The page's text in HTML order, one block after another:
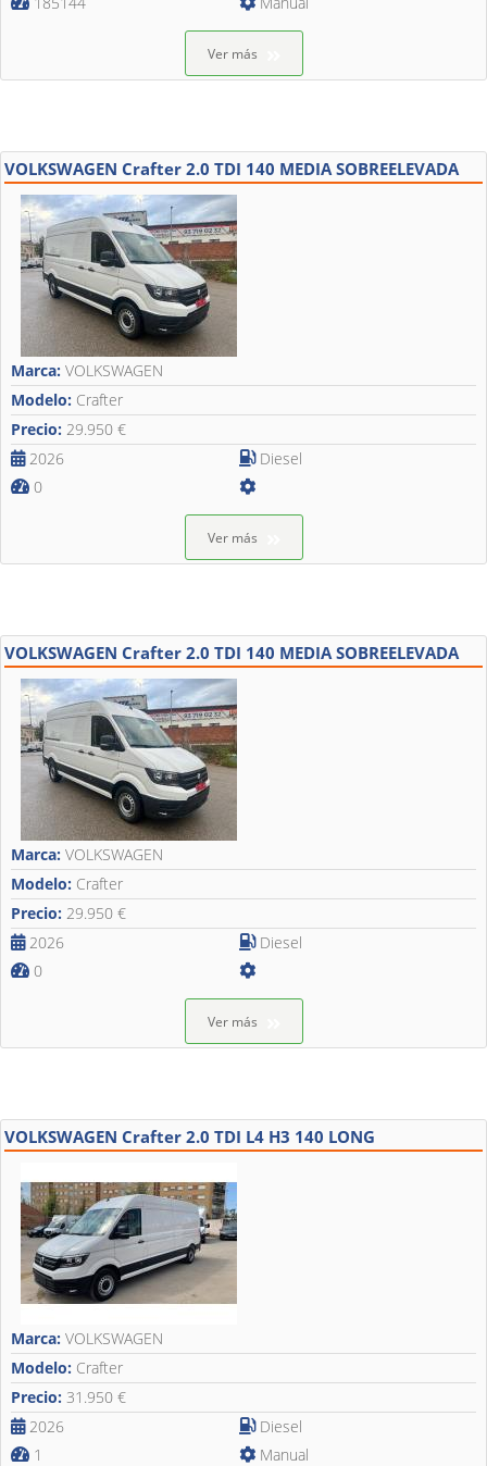
Ver más
VOLKSWAGEN Crafter 2.0 TDI 140 MEDIA SOBREELEVADA
Marca: VOLKSWAGEN
Modelo: Crafter
Precio: 29.950 €
2026
0
Diesel
Ver más
VOLKSWAGEN Crafter 2.0 TDI 140 MEDIA SOBREELEVADA
Marca: VOLKSWAGEN
Modelo: Crafter
Precio: 29.950 €
2026
0
Diesel
Ver más
VOLKSWAGEN Crafter 2.0 TDI L4 H3 140 LONG
Marca: VOLKSWAGEN
Modelo: Crafter
Precio: 31.950 €
2026
1
Diesel
Manual